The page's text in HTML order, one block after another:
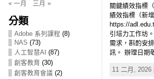
« 一月 三月 »
分類
Adobe 系列課程 (8)
NAS (73)
人工智慧AI (87)
創客教育 (30)
創客教育會議 (2)
關鍵績效指標
績效指標（新
https://
引培力工作坊
需求，斟酌安
訊。 辦理日期
11 二月, 2026